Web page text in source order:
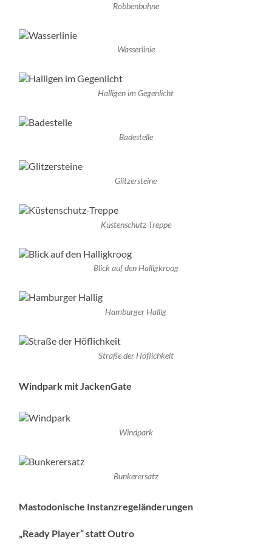
Robbenbuhne
Wasserlinie
Halligen im Gegenlicht
Badestelle
Glitzersteine
Küstenschutz-Treppe
Blick auf den Halligkroog
Hamburger Hallig
Straße der Höflichkeit
Windpark mit JackenGate
Windpark
Bunkerersatz
Mastodonische Instanzregeländerungen
„Ready Player“ statt Outro